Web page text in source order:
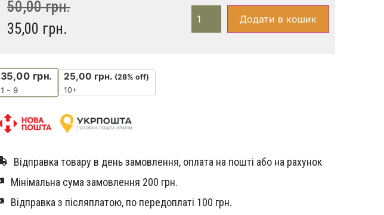
50,00грн.
35,00 грн.
Додати в кошик
35,00 грн.
1 - 9
25,00 грн. (28% off)
10+
Відправка товару в день замовлення, оплата на пошті або на рахунок
Мінімальна сума замовлення 200 грн.
Відправка з післяплатою, по передоплаті 100 грн.